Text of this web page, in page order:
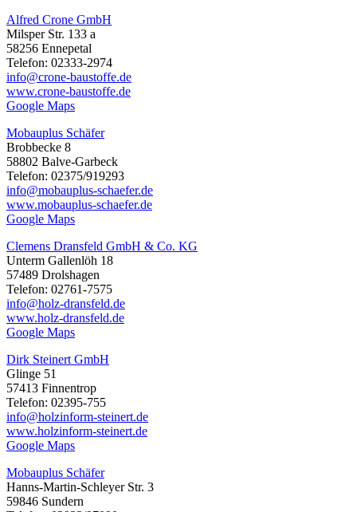
Alfred Crone GmbH
Milsper Str. 133 a
58256 Ennepetal
Telefon: 02333-2974
info@crone-baustoffe.de
www.crone-baustoffe.de
Google Maps
Mobauplus Schäfer
Brobbecke 8
58802 Balve-Garbeck
Telefon: 02375/919293
info@mobauplus-schaefer.de
www.mobauplus-schaefer.de
Google Maps
Clemens Dransfeld GmbH & Co. KG
Unterm Gallenlöh 18
57489 Drolshagen
Telefon: 02761-7575
info@holz-dransfeld.de
www.holz-dransfeld.de
Google Maps
Dirk Steinert GmbH
Glinge 51
57413 Finnentrop
Telefon: 02395-755
info@holzinform-steinert.de
www.holzinform-steinert.de
Google Maps
Mobauplus Schäfer
Hanns-Martin-Schleyer Str. 3
59846 Sundern